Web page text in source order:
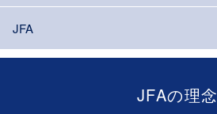
JFA
JFAの理念